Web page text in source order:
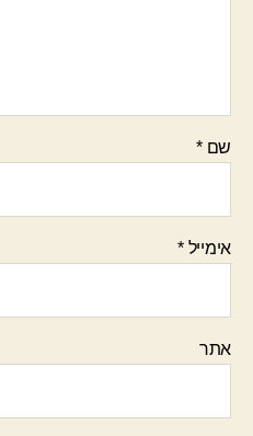
שם*
אימייל*
אתר